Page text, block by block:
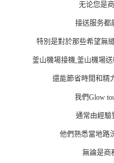
无论您是
接送服务都
特別是對於那些希望無
釜山機場接機,釜山機場
還能節省時間和精
我們Glow
通常由經驗
他們熟悉當地路
無論是商